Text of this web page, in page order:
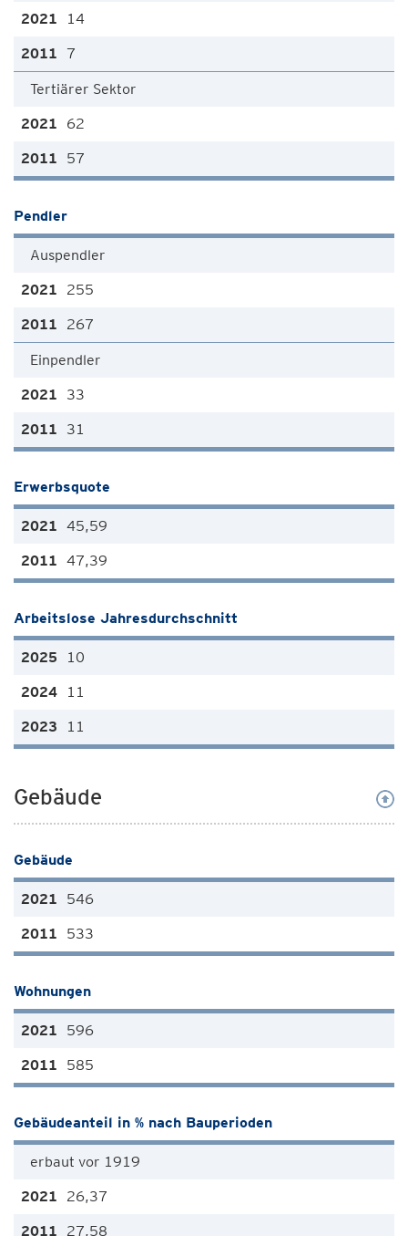
14
7
Tertiärer Sektor
62
57
Pendler
Auspendler
255
267
Einpendler
33
31
Erwerbsquote
45,59
47,39
Arbeitslose Jahresdurchschnitt
10
11
11
Gebäude
Gebäude
546
533
Wohnungen
596
585
Gebäudeanteil in % nach Bauperioden
erbaut vor 1919
26,37
27,58